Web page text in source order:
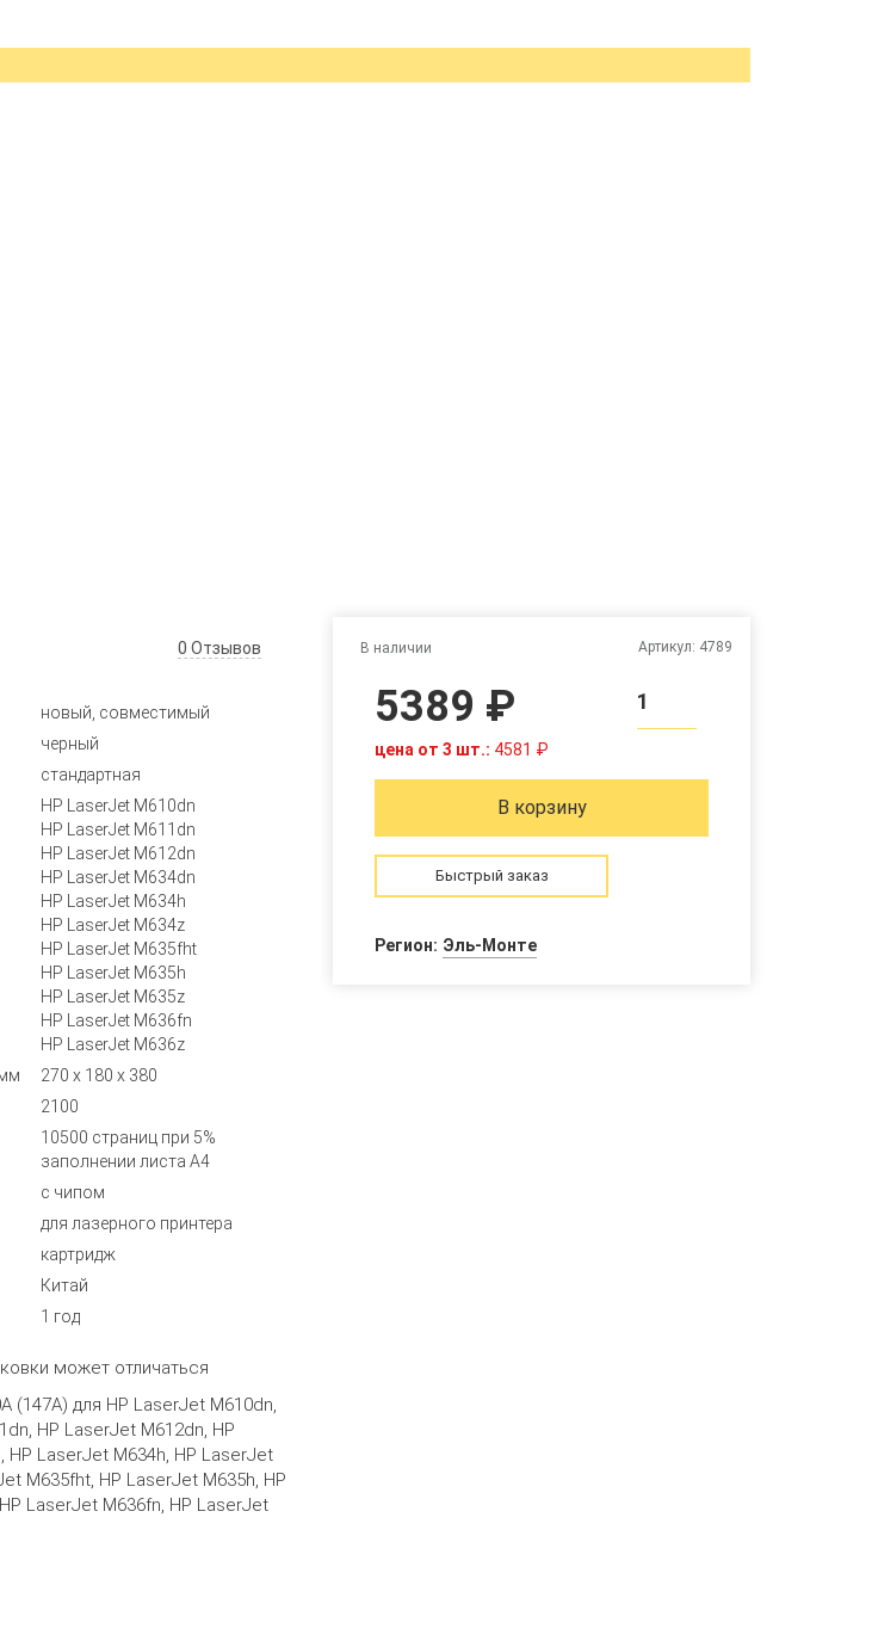
0 Отзывов
новый, совместимый
черный
стандартная
HP LaserJet M610dn
HP LaserJet M611dn
HP LaserJet M612dn
HP LaserJet M634dn
HP LaserJet M634h
HP LaserJet M634z
HP LaserJet M635fht
HP LaserJet M635h
HP LaserJet M635z
HP LaserJet M636fn
HP LaserJet M636z
270 x 180 x 380
2100
10500 страниц при 5%
заполнении листа А4
с чипом
для лазерного принтера
картридж
Китай
1 год
может отличаться
(147А) для HP LaserJet M610dn,
HP LaserJet M612dn, HP
HP LaserJet M634h, HP LaserJet
M635fht, HP LaserJet M635h, HP
LaserJet M636fn, HP LaserJet
В наличии Артикул: 4789
5389 ₽
цена от 3 шт.: 4581 ₽
1
В корзину
Быстрый заказ
Регион: Эль-Монте